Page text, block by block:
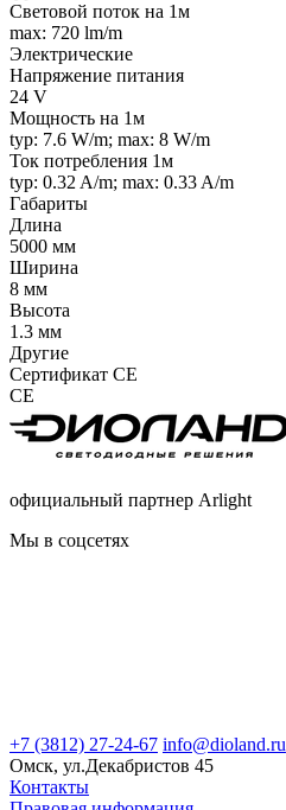
Световой поток на 1м
max: 720 lm/m
Электрические
Напряжение питания
24 V
Мощность на 1м
typ: 7.6 W/m; max: 8 W/m
Ток потребления 1м
typ: 0.32 A/m; max: 0.33 A/m
Габариты
Длина
5000 мм
Ширина
8 мм
Высота
1.3 мм
Другие
Сертификат CE
CE
официальный партнер Arlight
Мы в соцсетях
+7 (3812) 27-24-67 info@dioland.ru
Омск, ул.Декабристов 45
Контакты